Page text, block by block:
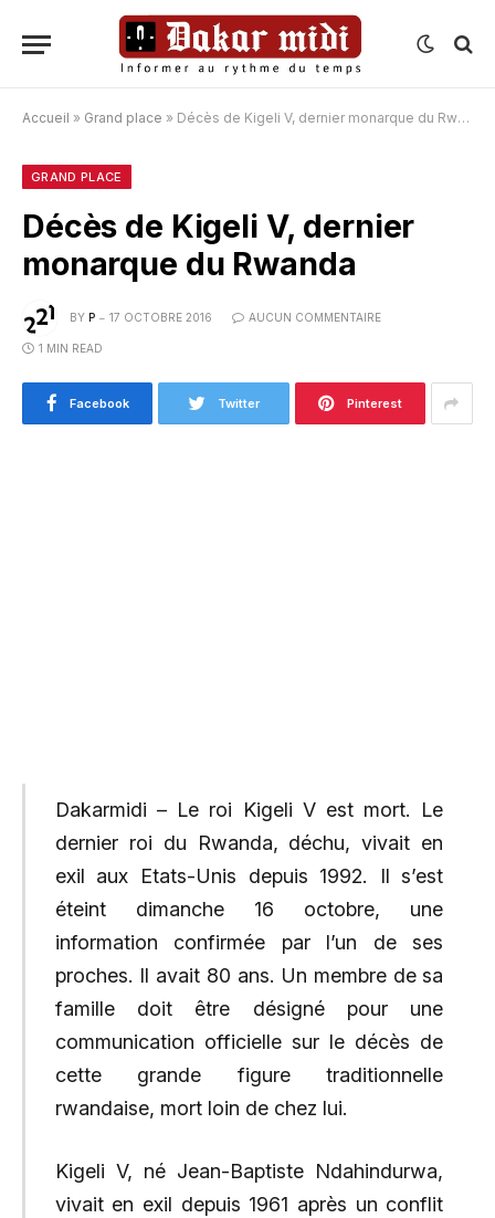
Accueil » Grand place » Décès de Kigeli V, dernier monarque du Rwanda
GRAND PLACE
Décès de Kigeli V, dernier
monarque du Rwanda
BY P 17 OCTOBRE 2016 AUCUN COMMENTAIRE
1 MIN READ
Facebook Twitter Pinterest
Dakarmidi – Le roi Kigeli V est mort. Le
dernier roi du Rwanda, déchu, vivait en
exil aux Etats-Unis depuis 1992. Il s’est
éteint dimanche 16 octobre, une
information confirmée par l’un de ses
proches. Il avait 80 ans. Un membre de sa
famille doit être désigné pour une
communication officielle sur le décès de
cette grande figure traditionnelle
rwandaise, mort loin de chez lui.
Kigeli V, né Jean-Baptiste Ndahindurwa,
vivait en exil depuis 1961 après un conflit